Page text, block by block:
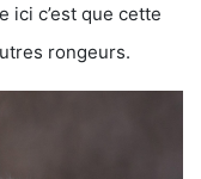
ici c’est que cette
rongeurs.